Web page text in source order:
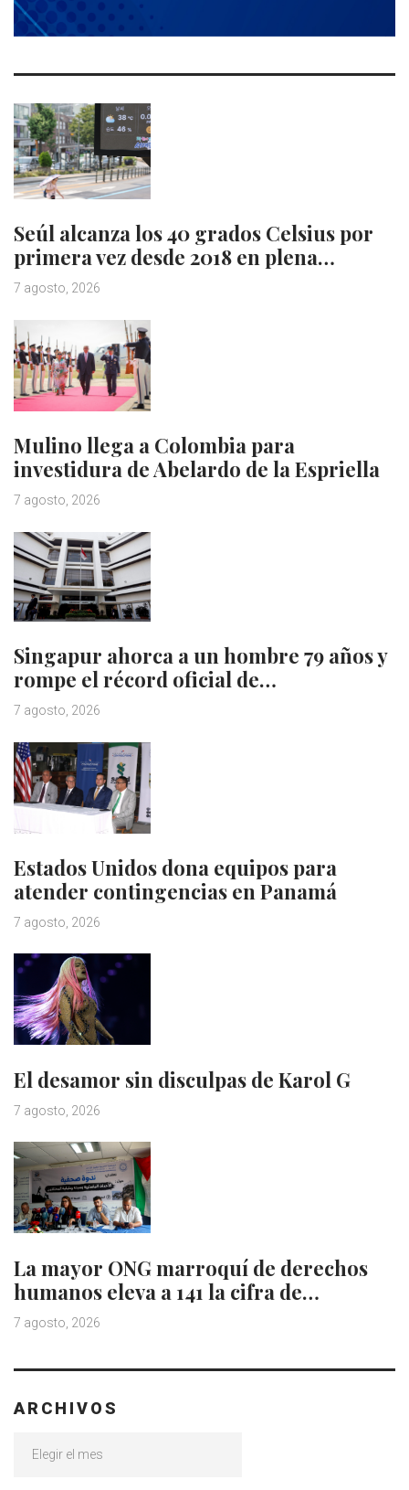
Seúl alcanza los 40 grados Celsius por
primera vez desde 2018 en plena…
7 agosto, 2026
Mulino llega a Colombia para
investidura de Abelardo de la Espriella
7 agosto, 2026
Singapur ahorca a un hombre 79 años y
rompe el récord oficial de…
7 agosto, 2026
Estados Unidos dona equipos para
atender contingencias en Panamá
7 agosto, 2026
El desamor sin disculpas de Karol G
7 agosto, 2026
La mayor ONG marroquí de derechos
humanos eleva a 141 la cifra de…
7 agosto, 2026
ARCHIVOS